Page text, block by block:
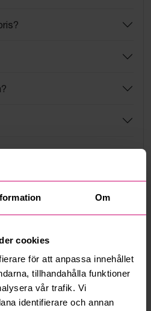
Om
cookies
för att anpassa innehållet
tillhandahålla funktioner
vår trafik. Vi
identifierare och annan
objekt?
och svar